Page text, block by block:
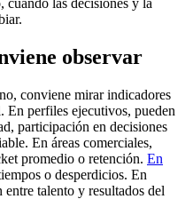
observar
conviene mirar indicadores
En perfiles ejecutivos, pueden
participación en decisiones
En áreas comerciales,
promedio o retención. En
o desperdicios. En
talento y resultados del